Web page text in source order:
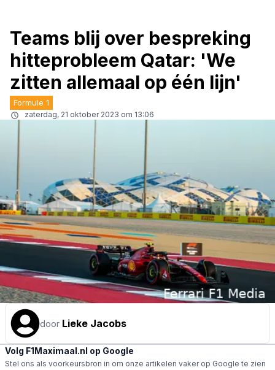
Teams blij over bespreking
hitteprobleem Qatar: 'We
zitten allemaal op één lijn'
Formule 1
zaterdag, 21 oktober 2023 om 13:06
door Lieke Jacobs
Volg F1Maximaal.nl op Google
Stel ons als voorkeursbron in om onze artikelen vaker op Google te zien